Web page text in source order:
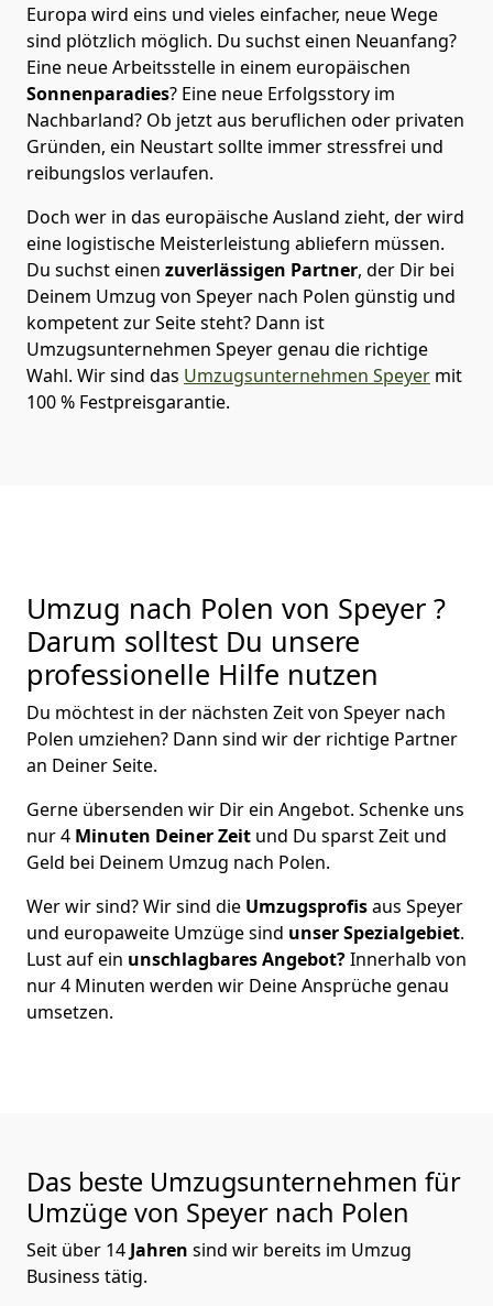
Europa wird eins und vieles einfacher, neue Wege
sind plötzlich möglich. Du suchst einen Neuanfang?
Eine neue Arbeitsstelle in einem europäischen
Sonnenparadies? Eine neue Erfolgsstory im
Nachbarland? Ob jetzt aus beruflichen oder privaten
Gründen, ein Neustart sollte immer stressfrei und
reibungslos verlaufen.
Doch wer in das europäische Ausland zieht, der wird
eine logistische Meisterleistung abliefern müssen.
Du suchst einen zuverlässigen Partner, der Dir bei
Deinem Umzug von Speyer nach Polen günstig und
kompetent zur Seite steht? Dann ist
Umzugsunternehmen Speyergenau die richtige
Wahl. Wir sind das Umzugsunternehmen Speyer mit
100 % Festpreisgarantie.
Umzug nach Polen von Speyer ?
Darum solltest Du unsere
professionelle Hilfe nutzen
Du möchtest in der nächsten Zeit von Speyer nach
Polen umziehen? Dann sind wir der richtige Partner
an Deiner Seite.
Gerne übersenden wir Dir ein Angebot. Schenke uns
nur4 Minuten Deiner Zeit und Du sparst Zeit und
Geld bei Deinem Umzug nach Polen.
Wer wir sind? Wir sind die Umzugsprofisaus Speyer
und europaweite Umzüge sind unser Spezialgebiet.
Lust auf ein unschlagbares Angebot?Innerhalb von
nur4 Minuten werden wir Deine Ansprüche genau
umsetzen.
Das beste Umzugsunternehmen für
Umzüge von Speyer nach Polen
Seit über 14 Jahren sind wir bereits im Umzug
Business tätig.